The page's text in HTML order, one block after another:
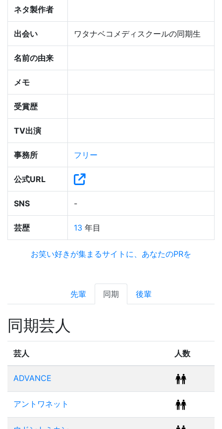
ネタ製作者
出会い ワタナベコメディスクールの同期生
名前の由来
メモ
受賞歴
TV出演
事務所 フリー
公式URL
SNS -
芸歴 13 年目
お笑い好きが集まるサイトに、あなたのPRを
先輩 同期 後輩
同期芸人
芸人 人数
ADVANCE
アントワネット